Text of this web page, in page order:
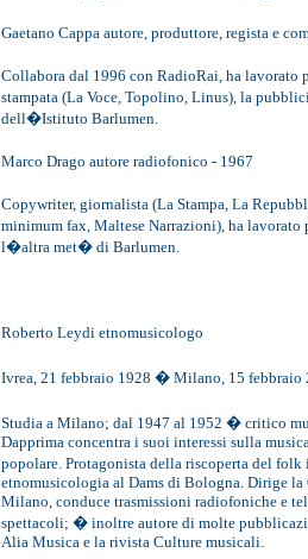
Gaetano Cappa autore, produttore, regista e
Collabora dal 1996 con RadioRai, ha lavorato
stampata (La Voce, Topolino, Linus), la
dell�Istituto Barlumen.
Marco Drago autore radiofonico - 1967
Copywriter, giornalista (La Stampa, La
minimum fax, Maltese Narrazioni), ha
l�altra met� di Barlumen.
Roberto Leydi etnomusicologo
Ivrea, 21 febbraio 1928 � Milano, 15 febbraio
Studia a Milano; dal 1947 al 1952 � critico
Dapprima concentra i suoi interessi sulla
popolare. Protagonista della riscoperta del
etnomusicologia al Dams di Bologna. Dirige
Milano, conduce trasmissioni radiofoniche e
spettacoli; � inoltre autore di molte
Alia Musica e la rivista Culture musicali.